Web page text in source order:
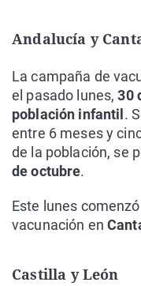
Andalucía y
La campaña de
el pasado lunes,30
población infantil .
entre 6 meses y
de la población, se
de octubre.
Este lunes
vacunación en
Castilla y León